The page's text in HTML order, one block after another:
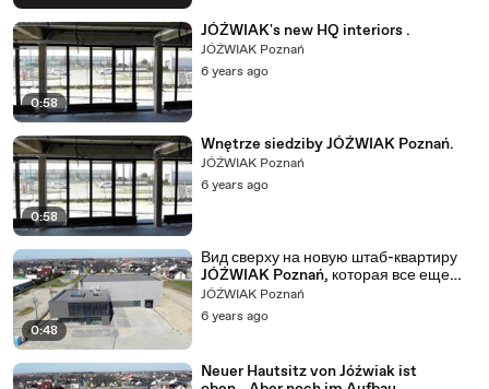
0:58
JÓŹWIAK's new HQ interiors .
JÓŹWIAK Poznań
6 years ago
0:58
Wnętrze siedziby JÓŹWIAK Poznań.
JÓŹWIAK Poznań
6 years ago
0:48
Вид сверху на новую штаб-квартиру
JÓŹWIAK Poznań, которая все еще
находится в стадии строительства.
JÓŹWIAK Poznań
6 years ago
Neuer Hautsitz von Jóźwiak ist